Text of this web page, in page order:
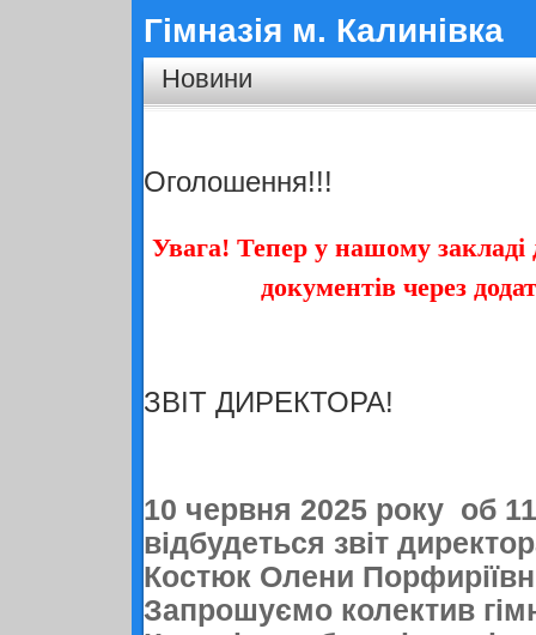
Гімназія м. Калинівка
Новини
Оголошення!!!
Увага! Тепер у нашому
документів через
ЗВІТ ДИРЕКТОРА!
10 червня 2025 року об
відбудеться звіт
Костюк Олени
Запрошуємо колектив